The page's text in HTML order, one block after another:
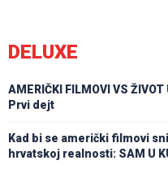
DELUXE
AMERIČKI FILMOVI VS ŽIVOT
Prvi dejt
Kad bi se američki filmovi
hrvatskoj realnosti: SAM U